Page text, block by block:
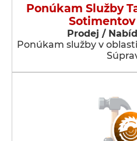
Ponúkam Služby
Prodej /
Ponúkam služby v